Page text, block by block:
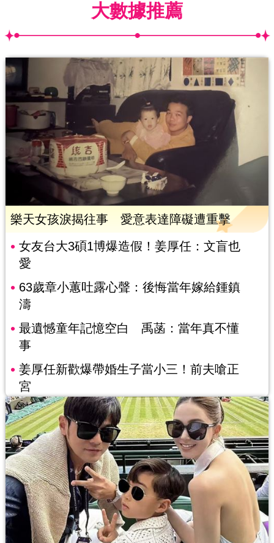
大數據推薦
樂天女孩淚揭往事 愛意表達障礙遭重擊
女友台大3碩1博爆造假！姜厚任：文盲也
愛
63歲章小蕙吐露心聲：後悔當年嫁給鍾鎮
濤
最遺憾童年記憶空白 禹菡：當年真不懂
事
姜厚任新歡爆帶婚生子當小三！前夫嗆正
宮